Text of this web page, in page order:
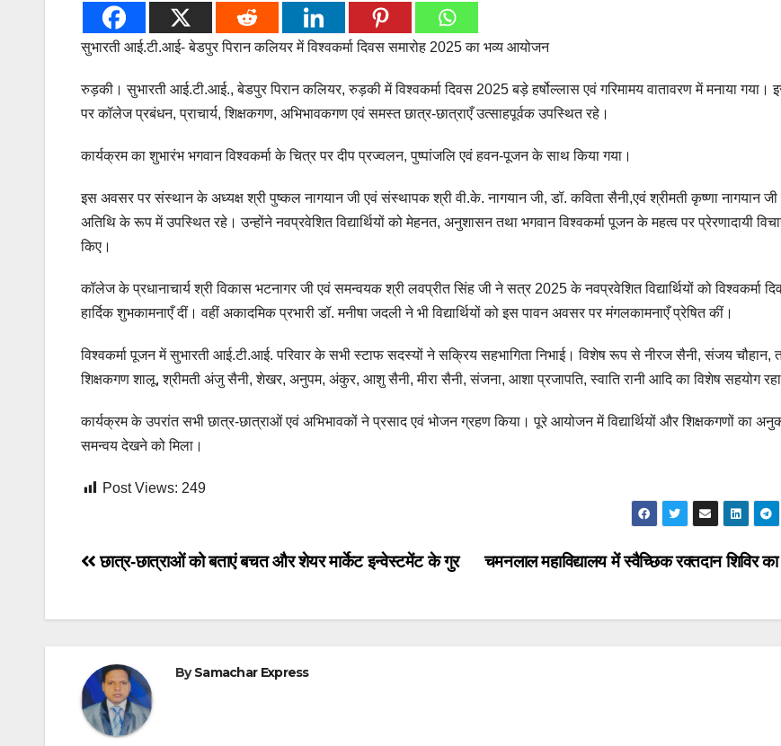
सुभारती आई.टी.आई- बेडपुर पिरान कलियर में विश्वकर्मा दिवस समारोह 2025 का भव्य आयोजन
रुड़की। सुभारती आई.टी.आई., बेडपुर पिरान कलियर, रुड़की में विश्वकर्मा दिवस 2025 बड़े हर्षोल्लास एवं गरिमामय वातावरण में मनाया गया।
पर कॉलेज प्रबंधन, प्राचार्य, शिक्षकगण, अभिभावकगण एवं समस्त छात्र-छात्राएँ उत्साहपूर्वक उपस्थित रहे।
कार्यक्रम का शुभारंभ भगवान विश्वकर्मा के चित्र पर दीप प्रज्वलन, पुष्पांजलि एवं हवन-पूजन के साथ किया गया।
इस अवसर पर संस्थान के अध्यक्ष श्री पुष्कल नागयान जी एवं संस्थापक श्री वी.के. नागयान जी, डॉ. कविता सैनी,एवं श्रीमती कृष्णा नागयान
अतिथि के रूप में उपस्थित रहे। उन्होंने नवप्रवेशित विद्यार्थियों को मेहनत, अनुशासन तथा भगवान विश्वकर्मा पूजन के महत्व पर प्रेरणादायी
किए।
कॉलेज के प्रधानाचार्य श्री विकास भटनागर जी एवं समन्वयक श्री लवप्रीत सिंह जी ने सत्र 2025 के नवप्रवेशित विद्यार्थियों को विश्वकर्मा
हार्दिक शुभकामनाएँ दीं। वहीं अकादमिक प्रभारी डॉ. मनीषा जदली ने भी विद्यार्थियों को इस पावन अवसर पर मंगलकामनाएँ प्रेषित कीं।
विश्वकर्मा पूजन में सुभारती आई.टी.आई. परिवार के सभी स्टाफ सदस्यों ने सक्रिय सहभागिता निभाई। विशेष रूप से नीरज सैनी, संजय चौहान,
शिक्षकगण शालू, श्रीमती अंजु सैनी, शेखर, अनुपम, अंकुर, आशु सैनी, मीरा सैनी, संजना, आशा प्रजापति, स्वाति रानी आदि का विशेष सहयोग
कार्यक्रम के उपरांत सभी छात्र-छात्राओं एवं अभिभावकों ने प्रसाद एवं भोजन ग्रहण किया। पूरे आयोजन में विद्यार्थियों और शिक्षकगणों का
समन्वय देखने को मिला।
Post Views: 249
Post
चमनलाल महाविद्यालय में स्वैच्छिक रक्तदान शिविर
छात्र-छात्राओं को बताएं बचत और शेयर मार्केट इन्वेस्टमेंट के गुर
BySamachar Express